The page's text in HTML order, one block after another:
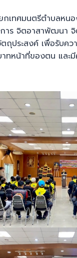
ศมนตรีตำบลหนอ
จิตอาสาพัฒนา
ประสงค์ เพื่อรับ
ทหน้าที่ของตน แล